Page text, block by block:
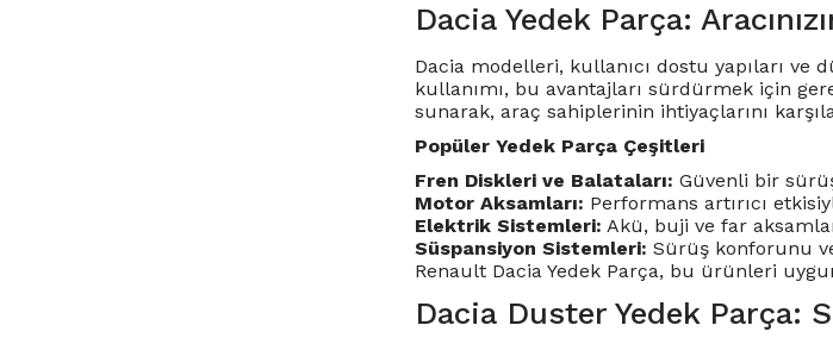
Dacia Yedek Parça:
Dacia modelleri, kullanıcı dostu yapıları ve
kullanımı, bu avantajları sürdürmek için
sunarak, araç sahiplerinin ihtiyaçlarını
Popüler Yedek Parça Çeşitleri
Fren Diskleri ve Balataları: Güvenli bir
Motor Aksamları: Performans artırıcı
Elektrik Sistemleri: Akü, buji ve far
Süspansiyon Sistemleri: Sürüş konforunu
Renault Dacia Yedek Parça, bu ürünleri
Dacia Duster Yedek Parça: